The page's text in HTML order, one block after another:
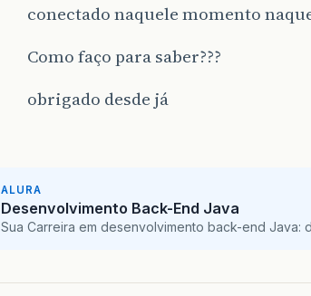
conectado naquele momento
Como faço para saber???
obrigado desde já
ALURA
Desenvolvimento Back-End Java
Sua Carreira em desenvolvimento back-end Java: